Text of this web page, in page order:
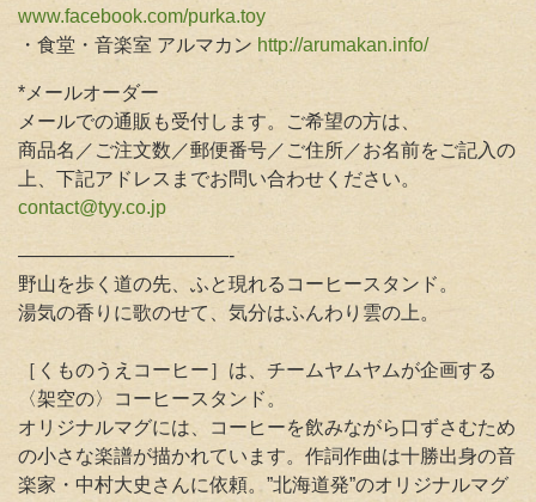
www.facebook.com/purka.toy
・食堂・音楽室 アルマカン http://arumakan.info/
*メールオーダー
メールでの通販も受付します。ご希望の方は、
商品名／ご注文数／郵便番号／ご住所／お名前をご記入の
上、下記アドレスまでお問い合わせください。
contact@tyy.co.jp
———————————-
野山を歩く道の先、ふと現れるコーヒースタンド。
湯気の香りに歌のせて、気分はふんわり雲の上。
［くものうえコーヒー］は、チームヤムヤムが企画する
〈架空の〉コーヒースタンド。
オリジナルマグには、コーヒーを飲みながら口ずさむため
の小さな楽譜が描かれています。作詞作曲は十勝出身の音
楽家・中村大史さんに依頼。”北海道発”のオリジナルマグ